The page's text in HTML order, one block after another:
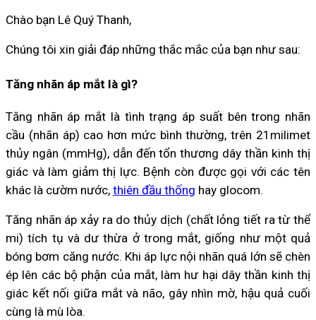
Chào bạn Lê Quý Thanh,
Chúng tôi xin giải đáp những thắc mắc của bạn như sau:
Tăng nhãn áp mắt là gì?
Tăng nhãn áp mắt là tình trạng áp suất bên trong nhãn
cầu (nhãn áp) cao hơn mức bình thường, trên 21milimet
thủy ngân (mmHg), dẫn đến tổn thương dây thần kinh thị
giác và làm giảm thị lực. Bệnh còn được gọi với các tên
khác là cườm nước, thiên đầu thống hay glocom.
Tăng nhãn áp xảy ra do thủy dịch (chất lỏng tiết ra từ thể
mi) tích tụ và dư thừa ở trong mắt, giống như một quả
bóng bơm căng nước. Khi áp lực nội nhãn quá lớn sẽ chèn
ép lên các bộ phận của mắt, làm hư hại dây thần kinh thị
giác kết nối giữa mắt và não, gây nhìn mờ, hậu quả cuối
cùng là mù lòa.